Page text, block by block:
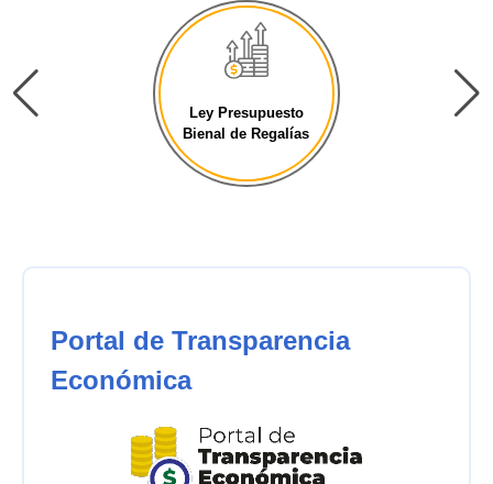
Ley Presupuesto
Bienal de Regalías
Portal de Transparencia
Económica